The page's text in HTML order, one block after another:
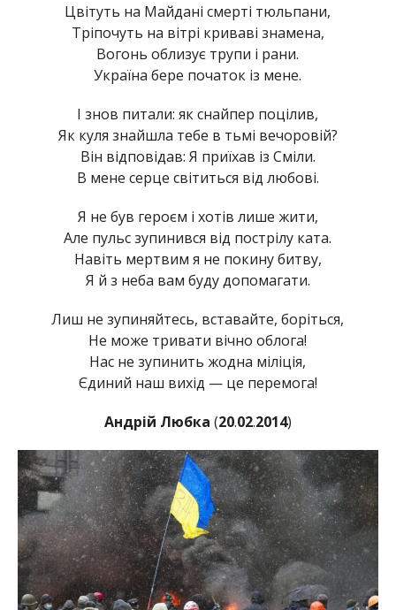
Цвітуть на Майдані смерті тюльпани,
Тріпочуть на вітрі криваві знамена,
Вогонь облизує трупи і рани.
Україна бере початок із мене.
І знов питали: як снайпер поцілив,
Як куля знайшла тебе в тьмі вечоровій?
Він відповідав: Я приїхав із Сміли.
В мене серце світиться від любові.
Я не був героєм і хотів лише жити,
Але пульс зупинився від пострілу ката.
Навіть мертвим я не покину битву,
Я й з неба вам буду допомагати.
Лиш не зупиняйтесь, вставайте, боріться,
Не може тривати вічно облога!
Нас не зупинить жодна міліція,
Єдиний наш вихід — це перемога!
Андрій Любка (20.02.2014)